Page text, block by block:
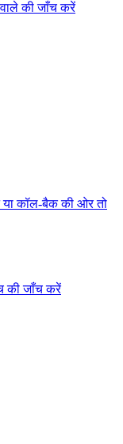
की जाँच करें
या कॉल-बैक की ओर तो
की जाँच करें